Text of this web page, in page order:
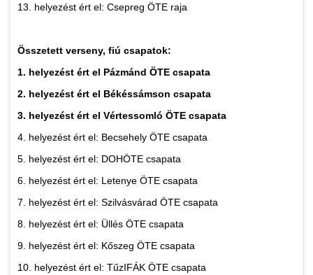
13. helyezést ért el: Csepreg ÖTE raja
Összetett verseny, fiú csapatok:
1. helyezést ért el Pázmánd ÖTE csapata
2. helyezést ért el Békéssámson csapata
3. helyezést ért el Vértessomló ÖTE csapata
4. helyezést ért el: Becsehely ÖTE csapata
5. helyezést ért el: DOHÖTE csapata
6. helyezést ért el: Letenye ÖTE csapata
7. helyezést ért el: Szilvásvárad ÖTE csapata
8. helyezést ért el: Üllés ÖTE csapata
9. helyezést ért el: Kőszeg ÖTE csapata
10. helyezést ért el: TűzIFÁK ÖTE csapata